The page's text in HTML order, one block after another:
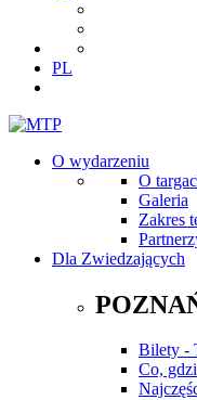
PL
O wydarzeniu
O
Galeria
Zakres
Dla Zwiedzających
Bilety -
Co,